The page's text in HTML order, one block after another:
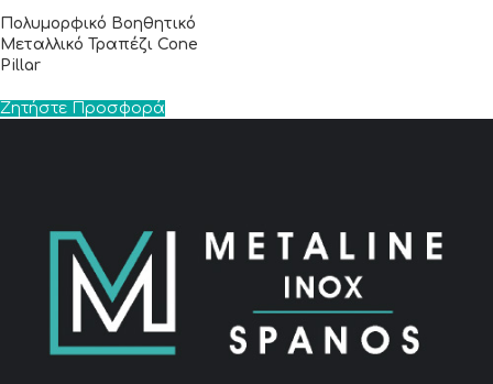
Πολυμορφικό Βοηθητικό
Μεταλλικό Τραπέζι Cone
Pillar
Ζητήστε Προσφορά